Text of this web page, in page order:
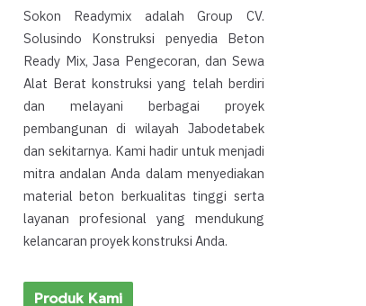
Sokon Readymix adalah Group CV.
Solusindo Konstruksi penyedia Beton
Ready Mix, Jasa Pengecoran, dan Sewa
Alat Berat konstruksi yang telah berdiri
dan melayani berbagai proyek
pembangunan di wilayah Jabodetabek
dan sekitarnya. Kami hadir untuk menjadi
mitra andalan Anda dalam menyediakan
material beton berkualitas tinggi serta
layanan profesional yang mendukung
kelancaran proyek konstruksi Anda.
Produk Kami